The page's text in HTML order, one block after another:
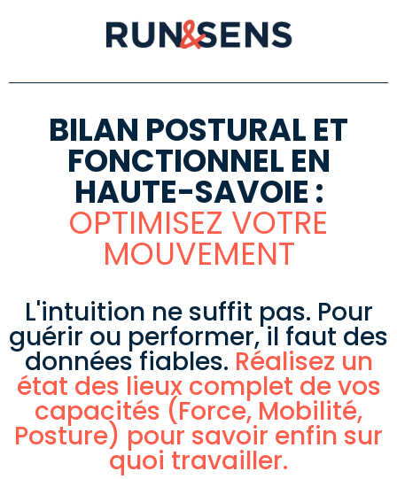
BILAN POSTURAL ET
FONCTIONNEL EN
HAUTE-SAVOIE :
OPTIMISEZ VOTRE
MOUVEMENT
L'intuition ne suffit pas. Pour
guérir ou performer, il faut des
données fiables. Réalisez un
état des lieux complet de vos
capacités (Force, Mobilité,
Posture) pour savoir enfin sur
quoi travailler.